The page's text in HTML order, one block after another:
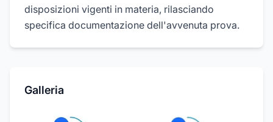
disposizioni vigenti in materia, rilasciando
specifica documentazione dell'avvenuta prova.
Galleria